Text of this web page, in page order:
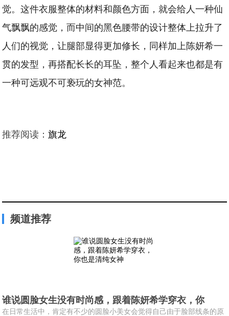
觉。这件衣服整体的材料和颜色方面，就会给人一种仙
气飘飘的感觉，而中间的黑色腰带的设计整体上拉升了
人们的视觉，让腿部显得更加修长，同样加上陈妍希一
贯的发型，再搭配长长的耳坠，整个人看起来也都是有
一种可远观不可亵玩的女神范。
推荐阅读：旗龙
频道推荐
谁说圆脸女生没有时尚感，跟着陈妍希学穿衣，你
在日常生活中，肯定有不少的圆脸小美女会觉得自己由于脸部线条的原